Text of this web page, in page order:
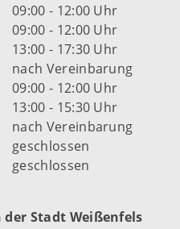
09:00 - 12:00 Uhr
09:00 - 12:00 Uhr
13:00 - 17:30 Uhr
nach Vereinbarung
09:00 - 12:00 Uhr
13:00 - 15:30 Uhr
nach Vereinbarung
geschlossen
geschlossen
Stadt Weißenfels